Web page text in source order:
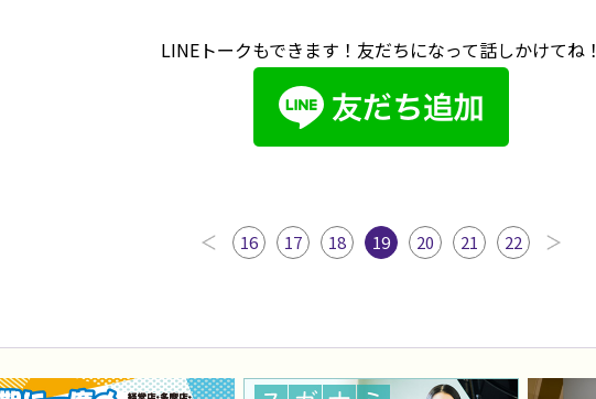
LINEトークもできます！友だちになって話しかけてね！
16 17 18 19 20 21 22